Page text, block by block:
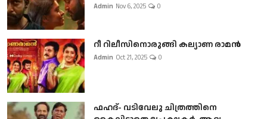
Admin Nov 6, 2025 0
റീ റിലീസിനൊരുങ്ങി കല്യാണ രാമൻ
Admin Oct 21, 2025 0
ഫഹദ്- വടിവേലു ചിത്രത്തിനെ